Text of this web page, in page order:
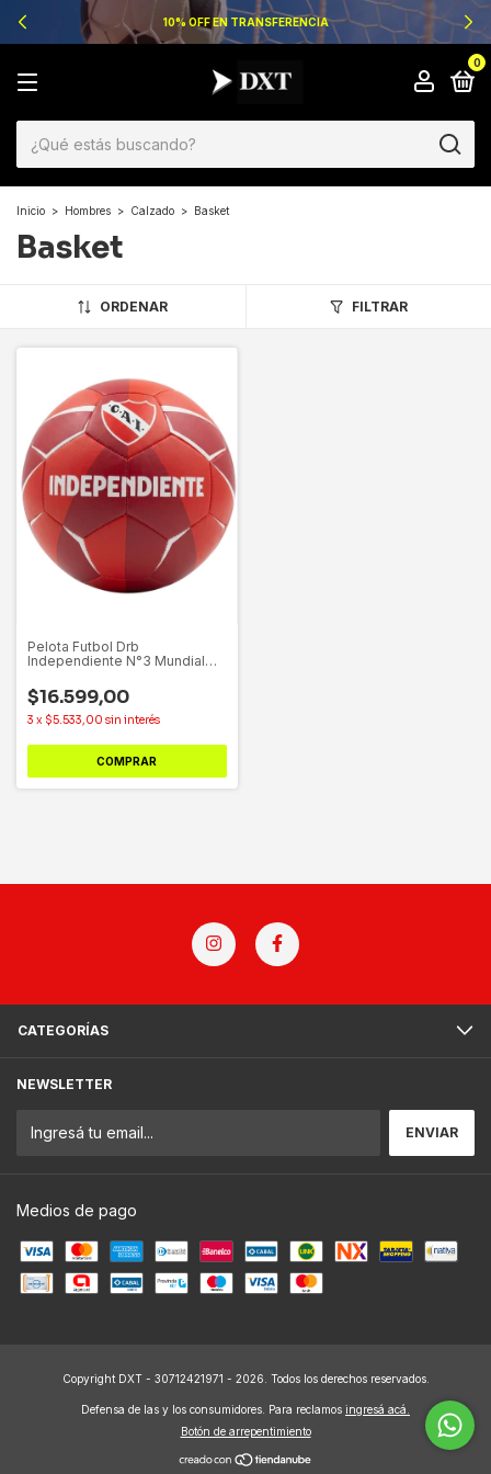
10% OFF EN TRANSFERENCIA
0
Inicio > Hombres > Calzado > Basket
Basket
ORDENAR FILTRAR
Pelota Futbol Drb
Independiente N°3 Mundial
$16.599,00
3 x $5.533,00 sin interés
COMPRAR
CATEGORÍAS
NEWSLETTER
Medios de pago
Copyright DXT - 30712421971 - 2026. Todos los derechos reservados.
Defensa de las y los consumidores. Para reclamos ingresá acá.
Botón de arrepentimiento